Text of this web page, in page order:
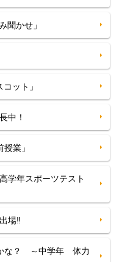
聞かせ」
ット」
中！
業」
学年スポーツテスト
場‼
な？ ～中学年 体力